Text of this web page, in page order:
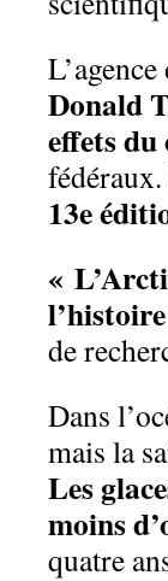
Donald
effets
fédéraux.
13e
«
de
Dans
mais la
Les
moins
quatre